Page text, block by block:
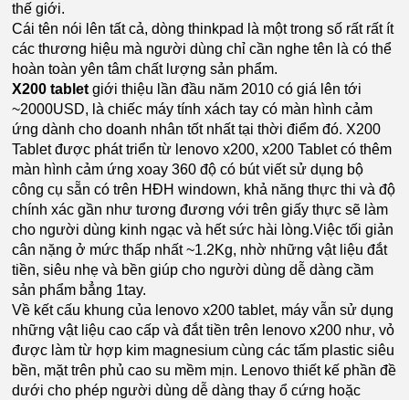
thế giới.
Cái tên nói lên tất cả, dòng thinkpad là một trong số rất rất ít
các thương hiệu mà người dùng chỉ cần nghe tên là có thể
hoàn toàn yên tâm chất lượng sản phẩm.
X200 tablet giới thiệu lần đầu năm 2010 có giá lên tới
~2000USD, là chiếc máy tính xách tay có màn hình cảm
ứng dành cho doanh nhân tốt nhất tại thời điểm đó. X200
Tablet được phát triển từ lenovo x200, x200 Tablet có thêm
màn hình cảm ứng xoay 360 độ có bút viết sử dụng bộ
công cụ sẵn có trên HĐH windown, khả năng thực thi và độ
chính xác gần như tương đương với trên giấy thực sẽ làm
cho người dùng kinh ngạc và hết sức hài lòng.Việc tối giản
cân nặng ở mức thấp nhất ~1.2Kg, nhờ những vật liệu đắt
tiền, siêu nhẹ và bền giúp cho người dùng dễ dàng cầm
sản phẩm bẳng 1tay.
Về kết cấu khung của lenovo x200 tablet, máy vẫn sử dụng
những vật liệu cao cấp và đắt tiền trên lenovo x200 như, vỏ
được làm từ hợp kim magnesium cùng các tấm plastic siêu
bền, mặt trên phủ cao su mềm mịn. Lenovo thiết kế phần đề
dưới cho phép người dùng dễ dàng thay ổ cứng hoặc